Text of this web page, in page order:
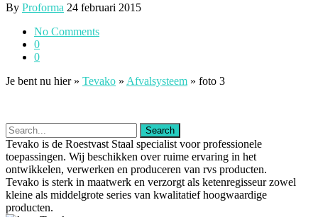
By Proforma 24 februari 2015
No Comments
0
0
Je bent nu hier » Tevako » Afvalsysteem » foto 3
Tevako is de Roestvast Staal specialist voor professionele
toepassingen. Wij beschikken over ruime ervaring in het
ontwikkelen, verwerken en produceren van rvs producten.
Tevako is sterk in maatwerk en verzorgt als ketenregisseur zowel
kleine als middelgrote series van kwalitatief hoogwaardige
producten.